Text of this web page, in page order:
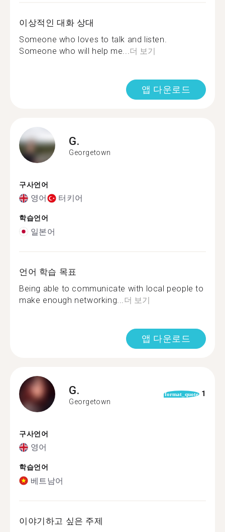
이상적인 대화 상대
Someone who loves to talk and listen.
Someone who will help me... 더 보기
앱 다운로드
G.
Georgetown
구사언어
영어 터키어
학습언어
일본어
언어 학습 목표
Being able to communicate with local people to
make enough networking... 더 보기
앱 다운로드
G.
Georgetown
format_quote 1
구사언어
영어
학습언어
베트남어
이야기하고 싶은 주제